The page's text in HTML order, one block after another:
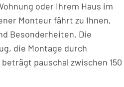
oder Ihrem Haus im
Monteur fährt zu Ihnen,
Besonderheiten. Die
die Montage durch
pauschal zwischen 150